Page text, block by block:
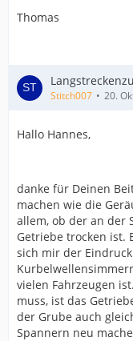
Thomas
Stitch007 20.
Hallo Hannes,
danke für Deinen
machen wie die
allem, ob der an der
Getriebe trocken ist.
sich mir der
vielen Fahrzeugen
muss, ist das
der Grube auch
Spannern neu